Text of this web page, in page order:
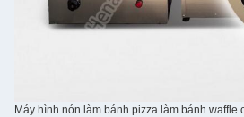
Máy hình nón làm bánh pizza làm bánh waffle